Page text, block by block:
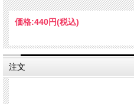
Made in Japan
価格:440円(税込)
注文